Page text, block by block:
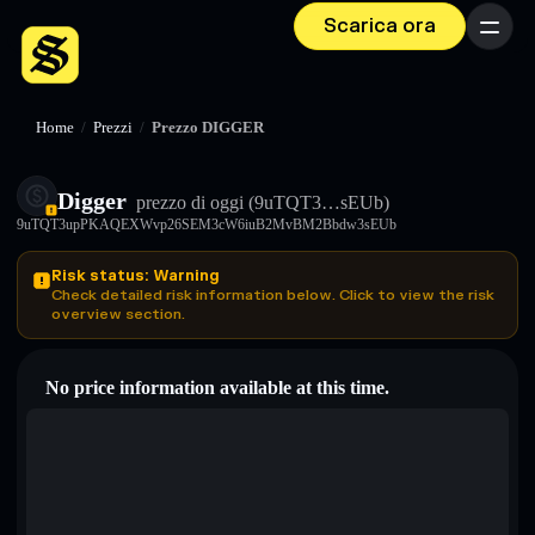
Scarica ora Menu
Home / Prezzi / Prezzo DIGGER
Digger prezzo di oggi (9uTQT3…sEUb)
9uTQT3upPKAQEXWvp26SEM3cW6iuB2MvBM2Bbdw3sEUb
Risk status: Warning
Check detailed risk information below. Click to view the risk
overview section.
No price information available at this time.